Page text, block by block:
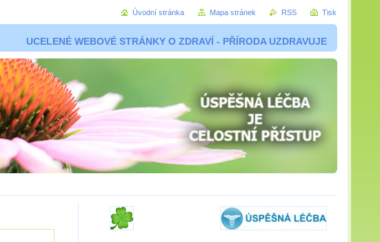
UCELENÉ WEBOVÉ STRÁNKY O ZDRAVÍ - PŘÍRODA UZDRAVUJE
Úvodní stránka Mapa stránek RSS Tisk